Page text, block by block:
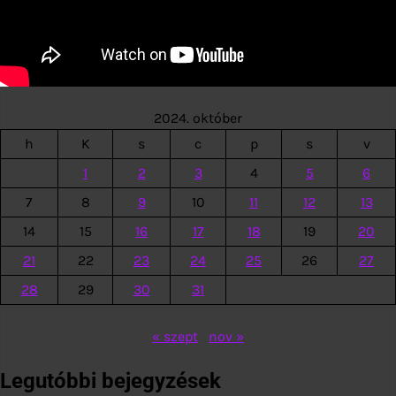
2024. október
h
K s c p s
v
1
2 3 4 5
6
7
8 9 10 11 12
13
14
15 16 17 18 19
20
21
22 23 24 25 26
27
28
29 30 31
« szept nov »
Legutóbbi bejegyzések